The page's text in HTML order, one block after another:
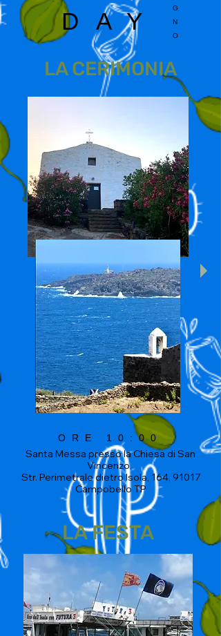
G
N
O
DAY
LA CERIMONIA
ORE 10:00
Santa Messa presso la Chiesa di San
Vincenzo,
Str. Perimetrale dietro Isola, 164, 91017
Campobello TP
LA FESTA